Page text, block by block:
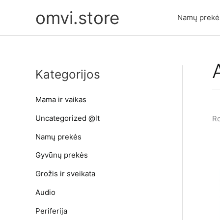
omvi.store Namų
Kategorijos
Mama ir vaikas
Uncategorized @lt
Namų prekės
Gyvūnų prekės
Grožis ir sveikata
Audio
Periferija